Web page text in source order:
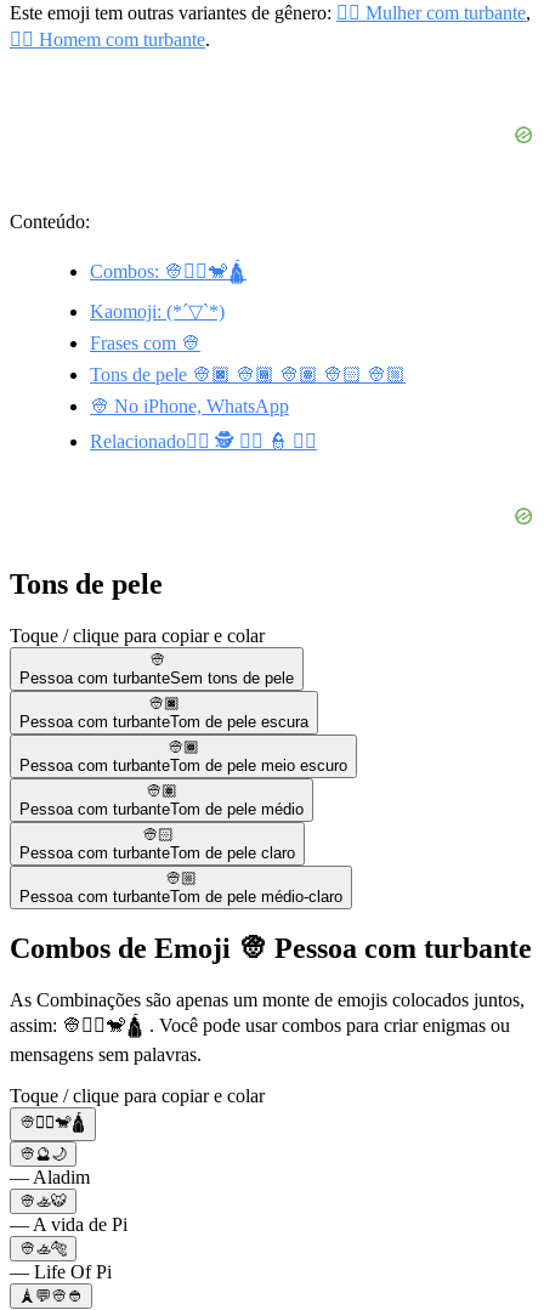
Este emoji tem outras variantes de gênero: 👳‍♀️ Mulher com turbante,
👳‍♂️ Homem com turbante.
Conteúdo:
Combos: 👳🧞‍♂🐒🛕
Kaomoji: (*´▽`*)
Frases com 👳
Tons de pele 👳🏿 👳🏾 👳🏽 👳🏻 👳🏼
👳 No iPhone, WhatsApp
Relacionado👷‍♂️ 🕵️ 🦹‍♂️ 👮 👨‍⚖️
Tons de pele
Toque / clique para copiar e colar
👳
Pessoa com turbanteSem tons de pele
👳🏿
Pessoa com turbanteTom de pele escura
👳🏾
Pessoa com turbanteTom de pele meio escuro
👳🏽
Pessoa com turbanteTom de pele médio
👳🏻
Pessoa com turbanteTom de pele claro
👳🏼
Pessoa com turbanteTom de pele médio-claro
Combos de Emoji 👳 Pessoa com turbante
As Combinações são apenas um monte de emojis colocados juntos,
assim: 👳🧞‍♂🐒🛕 . Você pode usar combos para criar enigmas ou
mensagens sem palavras.
Toque / clique para copiar e colar
👳🧞‍♂🐒🛕
👳🔮🌙
— Aladim
👳🚣🐯
— A vida de Pi
👳🚣🐅
— Life Of Pi
🗼💬👳👲